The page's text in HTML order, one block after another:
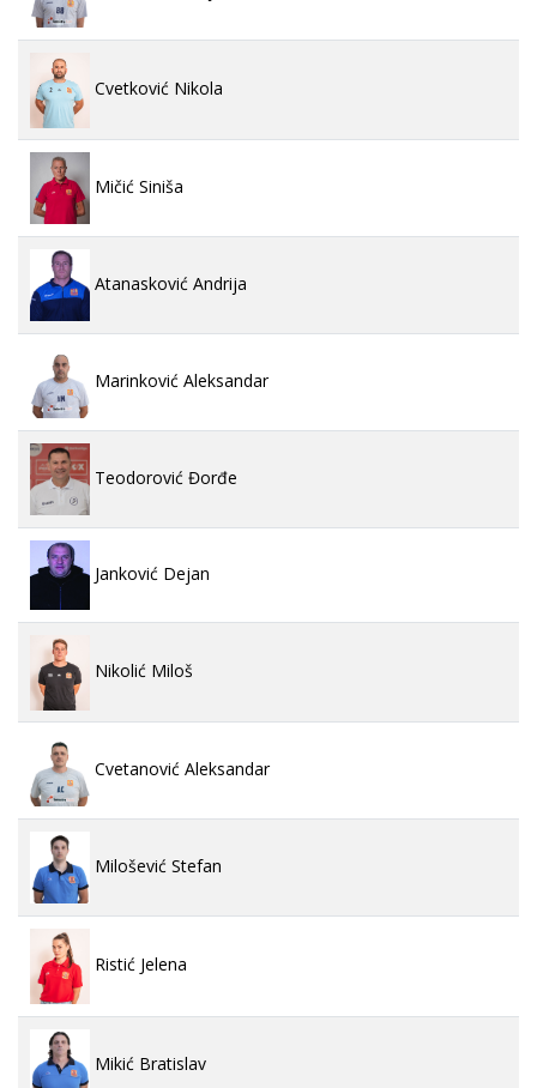
Cvetković Nikola
Mičić Siniša
Atanasković Andrija
Marinković Aleksandar
Teodorović Đorđe
Janković Dejan
Nikolić Miloš
Cvetanović Aleksandar
Milošević Stefan
Ristić Jelena
Mikić Bratislav